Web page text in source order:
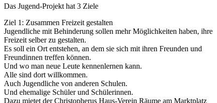
Das Jugend-Projekt hat 3 Ziele
Ziel 1: Zusammen Freizeit gestalten
Jugendliche mit Behinderung sollen mehr Möglichkeiten haben, ihre
Freizeit selber zu gestalten.
Es soll ein Ort entstehen, an dem sie sich mit ihren Freunden und
Freundinnen treffen können.
Und wo man neue Leute kennenlernen kann.
Alle sind dort willkommen.
Auch Jugendliche von anderen Schulen.
Und ehemalige Schüler und Schülerinnen.
Dazu mietet der Christopherus Haus-Verein Räume am Marktplatz